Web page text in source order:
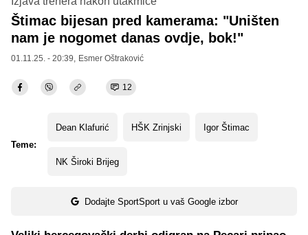
Štimac bijesan pred kamerama: "Uništen
nam je nogomet danas ovdje, bok!"
01.11.25. - 20:39, Esmer Oštraković
12
Teme:
Dean Klafurić HŠK Zrinjski Igor Štimac
NK Široki Brijeg
Dodajte SportSport u vaš Google izbor